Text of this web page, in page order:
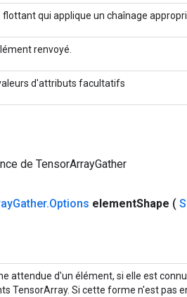
flottant qui applique un chaînage
renvoyé.
d'attributs facultatifs
de TensorArrayGather
Gather.Options elementShape (
attendue d'un élément, si elle est
TensorArray. Si cette forme n'est pas